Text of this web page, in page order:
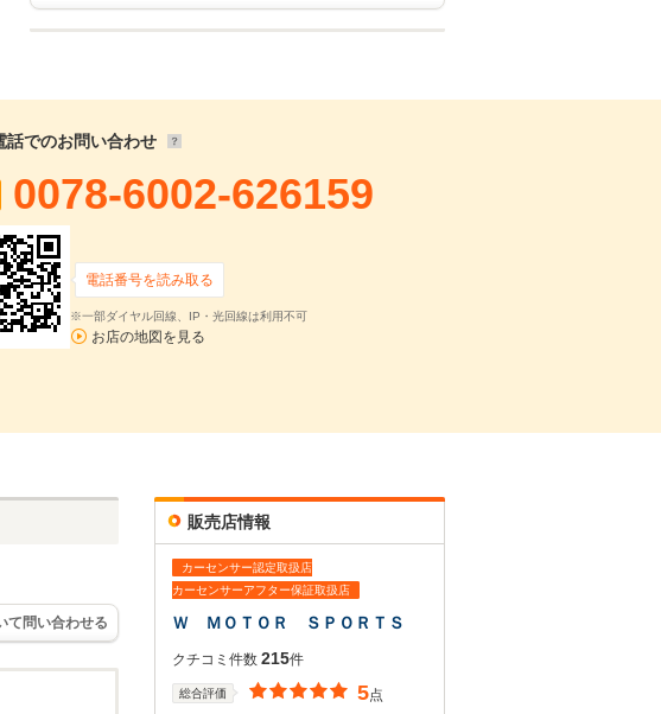
話でのお問い合わせ
0078-6002-626159
電話番号を読み取る
※一部ダイヤル回線、IP・光回線は利用不可
お店の地図を見る
て問い合わせる
販売店情報
カーセンサー認定取扱店
カーセンサーアフター保証取扱店
Ｗ ＭＯＴＯＲ ＳＰＯＲＴＳ
クチコミ件数 215件
総合評価 5点
売価格内訳
用ください。